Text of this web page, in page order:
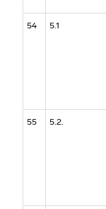
54 5.1
55 5.2.